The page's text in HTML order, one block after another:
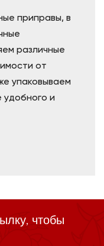
приправы, в
различные
от
упаковываем
и
чтобы